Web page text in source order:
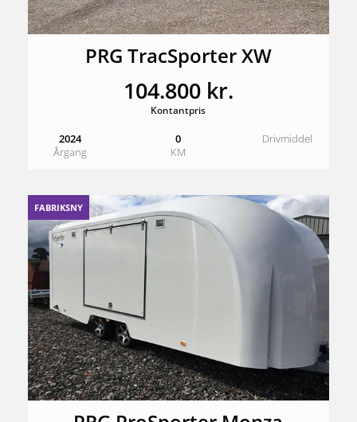
PRG TracSporter XW
104.800 kr.
Kontantpris
2024
Årgang
0
KM
Drivmiddel
FABRIKSNY